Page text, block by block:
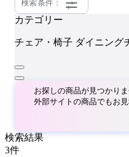
検索条件：
カテゴリー
チェア・椅子 ダイニング
お探しの商品が見つかりま
外部サイトの商品でもお
検索結果
3件